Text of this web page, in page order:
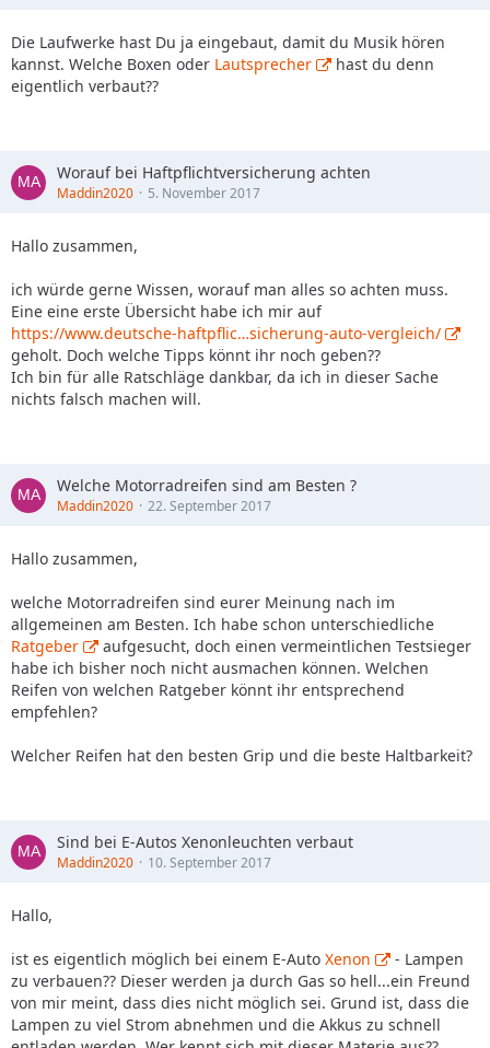
Die Laufwerke hast Du ja eingebaut, damit du Musik hören
kannst. Welche Boxen oder Lautsprecher
hast du denn
eigentlich verbaut??
Worauf bei Haftpflichtversicherung achten
Maddin2020 5. November 2017
Hallo zusammen,
ich würde gerne Wissen, worauf man alles so achten muss.
Eine eine erste Übersicht habe ich mir auf
https://www.deutsche-haftpflic…sicherung-auto-vergleich/
geholt. Doch welche Tipps könnt ihr noch geben??
Ich bin für alle Ratschläge dankbar, da ich in dieser Sache
nichts falsch machen will.
Welche Motorradreifen sind am Besten ?
Maddin2020 22. September 2017
Hallo zusammen,
welche Motorradreifen sind eurer Meinung nach im
allgemeinen am Besten. Ich habe schon unterschiedliche
Ratgeber
aufgesucht, doch einen vermeintlichen Testsieger
habe ich bisher noch nicht ausmachen können. Welchen
Reifen von welchen Ratgeber könnt ihr entsprechend
empfehlen?
Welcher Reifen hat den besten Grip und die beste Haltbarkeit?
Sind bei E-Autos Xenonleuchten verbaut
Maddin2020 10. September 2017
Hallo,
ist es eigentlich möglich bei einem E-Auto Xenon
- Lampen
zu verbauen?? Dieser werden ja durch Gas so hell...ein Freund
von mir meint, dass dies nicht möglich sei. Grund ist, dass die
Lampen zu viel Strom abnehmen und die Akkus zu schnell